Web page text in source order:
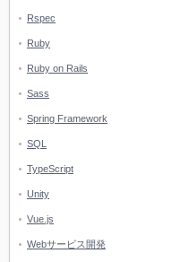
Rspec
Ruby
Ruby on Rails
Sass
Spring Framework
SQL
TypeScript
Unity
Vue.js
Webサービス開発